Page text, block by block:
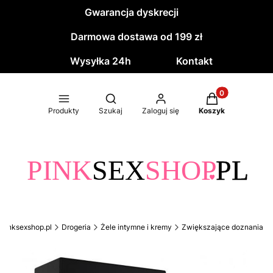
Gwarancja dyskrecji
Darmowa dostawa od 199 zł
Wysyłka 24h
Kontakt
Produkty
Otwórz wyszukiwarkę
Szukaj Zaloguj się
Produkty w
Koszyk
pinksexshop.pl Drogeria Żele intymne i kremy Zwiększające doznania